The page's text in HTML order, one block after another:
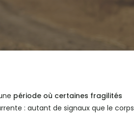
période où certaines fragilités
: autant de signaux que le corps